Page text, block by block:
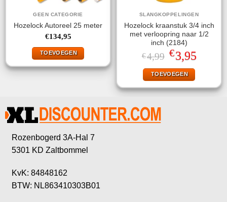
GEEN CATEGORIE
Hozelock Autoreel 25 meter
€134,95
TOEVOEGEN
SLANGKOPPELINGEN
Hozelock kraanstuk 3/4 inch
met verloopring naar 1/2
inch (2184)
€4,99 Oorspronkelijke
prijs
was:
€4,99.
€3,95Huidige
prijs
is:
TOEVOEGEN
Rozenbogerd 3A-Hal 7
5301 KD Zaltbommel
KvK: 84848162
BTW: NL863410303B01